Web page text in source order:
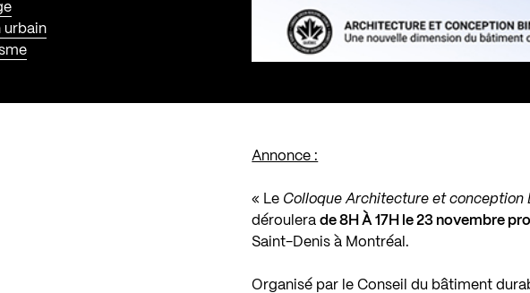
urbain
Annonce :
« Le Colloque Architecture et conception
déroulerade 8H À 17H le 23 novembre
Saint-Denis à Montréal .
Organisé par leConseil du bâtiment